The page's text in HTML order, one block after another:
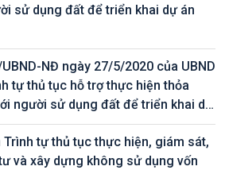
sử dụng đất để triển khai dự án
NĐ ngày 27/5/2020 của UBND
tự thủ tục hỗ trợ thực hiện thỏa
người sử dụng đất để triển khai dự
Trình tự thủ tục thực hiện, giám sát,
và xây dựng không sử dụng vốn